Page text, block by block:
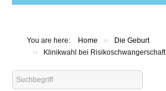
You are here: Home ››
Die Geburt
››
Klinikwahl bei Risikoschwangerschaft
Search
...